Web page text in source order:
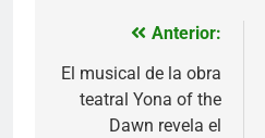
Navegación
de
entradas
Anterior:
El musical de la obra
teatral Yona of the
Dawn revela el